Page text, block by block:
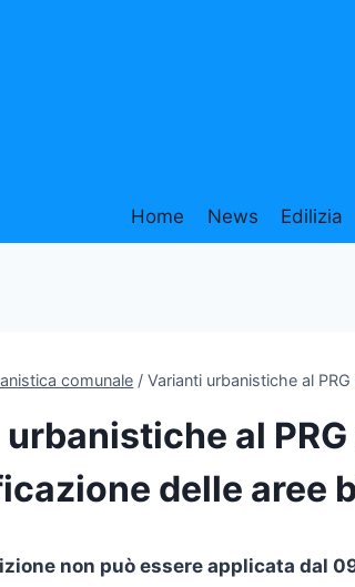
Home News Edilizia
comunale / Varianti urbanistiche al
al
delle aree
non può essere applicata dal